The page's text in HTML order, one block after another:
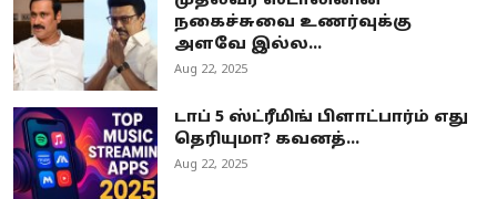
நகைச்சுவை உணர்வுக்கு
அளவே இல்ல...
Aug 22, 2025
டாப் 5 ஸ்ட்ரீமிங் பிளாட்பார்ம் எது
தெரியுமா? கவனத்...
Aug 22, 2025